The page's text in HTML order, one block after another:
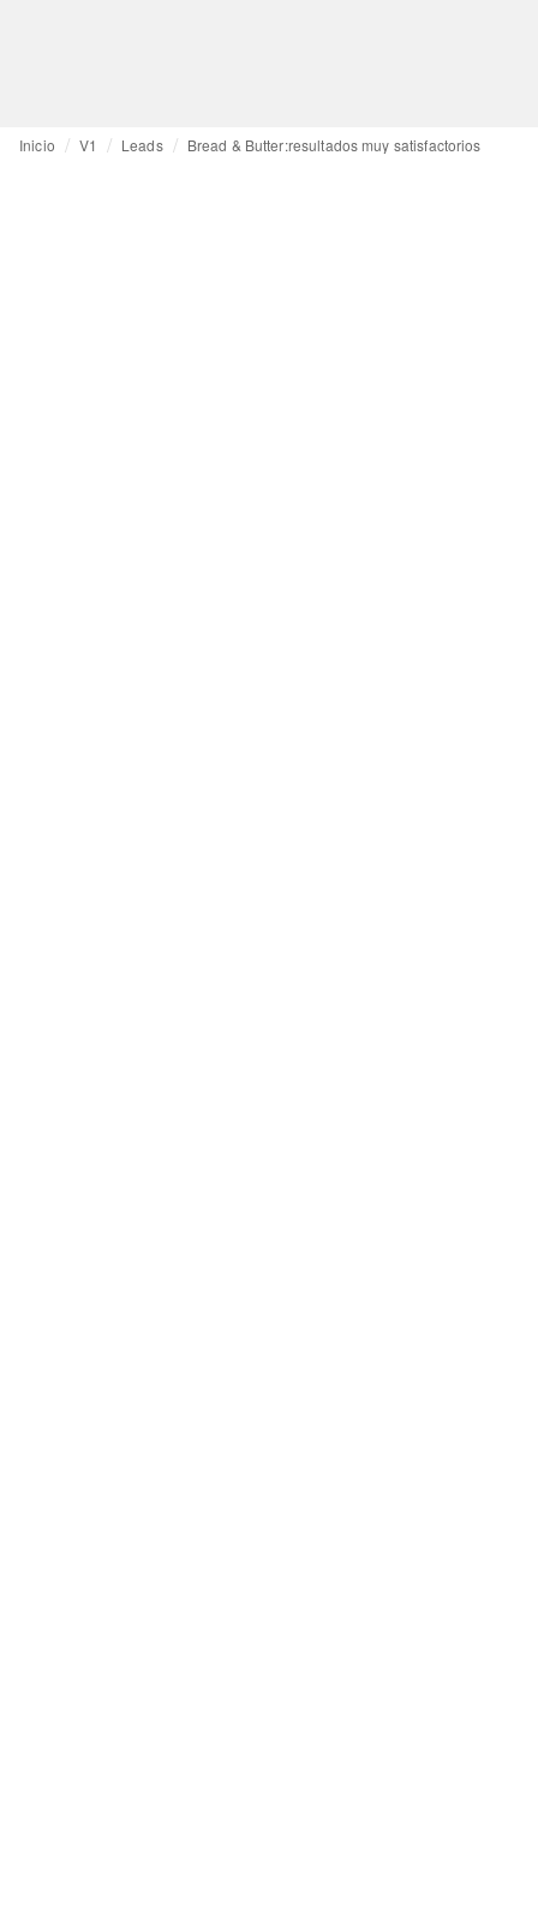
Inicio V1 Leads Bread & Butter:resultados muy satisfactorios